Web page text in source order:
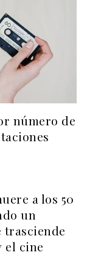
número de
a los 50
un
trasciende
el cine